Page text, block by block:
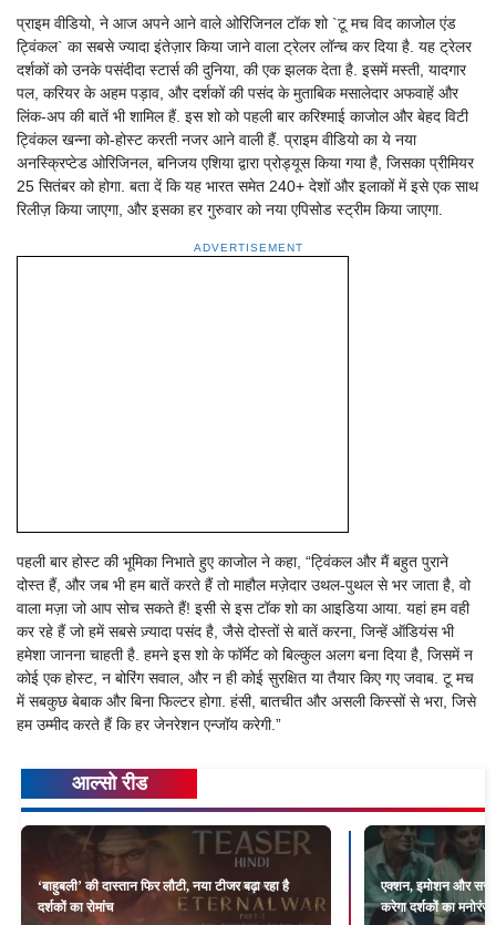
प्राइम वीडियो, ने आज अपने आने वाले ओरिजिनल टॉक शो `टू मच विद काजोल एंड
ट्विंकल` का सबसे ज्यादा इंतेज़ार किया जाने वाला ट्रेलर लॉन्च कर दिया है. यह ट्रेलर
दर्शकों को उनके पसंदीदा स्टार्स की दुनिया, की एक झलक देता है. इसमें मस्ती, यादगार
पल, करियर के अहम पड़ाव, और दर्शकों की पसंद के मुताबिक मसालेदार अफवाहें और
लिंक-अप की बातें भी शामिल हैं. इस शो को पहली बार करिश्माई काजोल और बेहद विटी
ट्विंकल खन्ना को-होस्ट करती नजर आने वाली हैं. प्राइम वीडियो का ये नया
अनस्क्रिप्टेड ओरिजिनल, बनिजय एशिया द्वारा प्रोड्यूस किया गया है, जिसका प्रीमियर
25 सितंबर को होगा. बता दें कि यह भारत समेत 240+ देशों और इलाकों में इसे एक साथ
रिलीज़ किया जाएगा, और इसका हर गुरुवार को नया एपिसोड स्ट्रीम किया जाएगा.
ADVERTISEMENT
पहली बार होस्ट की भूमिका निभाते हुए काजोल ने कहा, “ट्विंकल और मैं बहुत पुराने
दोस्त हैं, और जब भी हम बातें करते हैं तो माहौल मज़ेदार उथल-पुथल से भर जाता है, वो
वाला मज़ा जो आप सोच सकते हैं! इसी से इस टॉक शो का आइडिया आया. यहां हम वही
कर रहे हैं जो हमें सबसे ज़्यादा पसंद है, जैसे दोस्तों से बातें करना, जिन्हें ऑडियंस भी
हमेशा जानना चाहती है. हमने इस शो के फॉर्मेट को बिल्कुल अलग बना दिया है, जिसमें न
कोई एक होस्ट, न बोरिंग सवाल, और न ही कोई सुरक्षित या तैयार किए गए जवाब. टू मच
में सबकुछ बेबाक और बिना फिल्टर होगा. हंसी, बातचीत और असली किस्सों से भरा, जिसे
हम उम्मीद करते हैं कि हर जेनरेशन एन्जॉय करेगी.”
आल्सो रीड
‘बाहुबली’ की दास्तान फिर लौटी, नया टीजर बढ़ा रहा है
दर्शकों का रोमांच
एक्शन, इमोशन और
करेगा दर्शकों का